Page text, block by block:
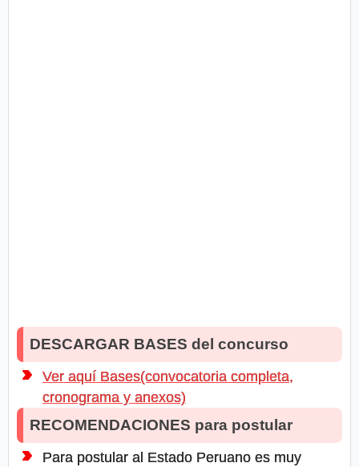
DESCARGAR BASES del concurso
Ver aquí Bases(convocatoria completa,
cronograma y anexos)
RECOMENDACIONES para postular
Para postular al Estado Peruano es muy